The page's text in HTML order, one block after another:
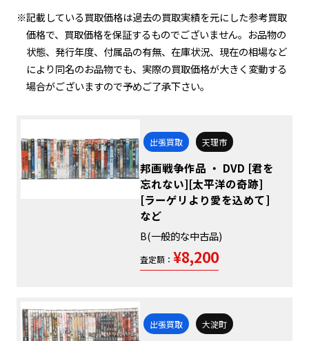
※記載している買取価格は過去の買取実績を元にした参考買取
価格で、買取価格を保証するものでございません。お品物の
状態、発行年度、付属品の有無、在庫状況、現在の相場など
により同名のお品物でも、実際の買取価格が大きく変動する
場合がございますので予めご了承下さい。
出張買取 天理市
邦画戦争作品 ・ DVD [君を
忘れない][太平洋の奇跡]
[ラーゲリより愛を込めて]
など
B(一般的な中古品)
査定額： ¥8,200
出張買取 大淀町